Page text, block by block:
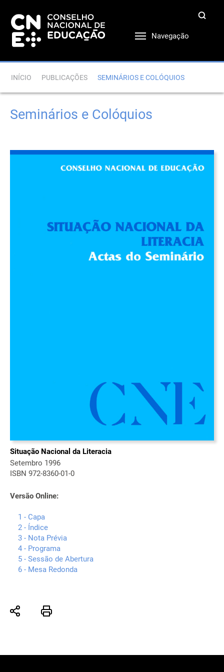
Navegação
INÍCIO PUBLICAÇÕES SEMINÁRIOS E COLÓQUIOS
Seminários e Colóquios
Situação Nacional da Literacia
Setembro 1996
ISBN 972-8360-01-0
Versão Online:
1 - Capa
2 - Índice
3 - Nota Prévia
4 - Programa
5 - Sessão de Abertura
6 - Mesa Redonda